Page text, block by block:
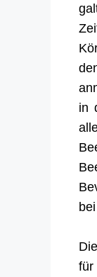
in
für